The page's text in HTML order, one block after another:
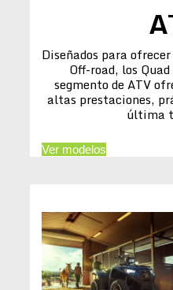
Diseñados para
Off-road, los
segmento de ATV
altas prestaciones,
última
Ver modelos